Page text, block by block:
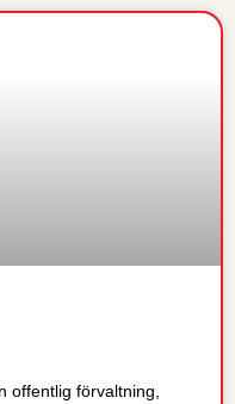
offentlig förvaltning,